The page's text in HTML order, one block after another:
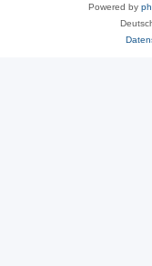
Powered by